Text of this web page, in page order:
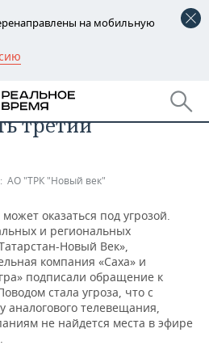
на мобильную
ПФО
попросил
третий
АО "ТРК "Новый век"
оказаться под угрозой.
и региональных
Новый Век»,
компания «Саха» и
подписали обращение к
стала угроза, что с
аналогового телевещания,
не найдется места в эфире